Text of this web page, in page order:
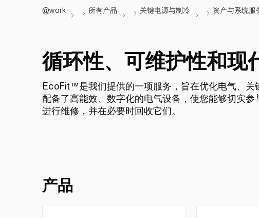
循环性、可维护性和现
EcoFit™是我们提供的一项服务，旨在优化电气、关
配备了高能效、数字化的电气设备，使您能够切实
进行维修，并在必要时回收它们。
产品